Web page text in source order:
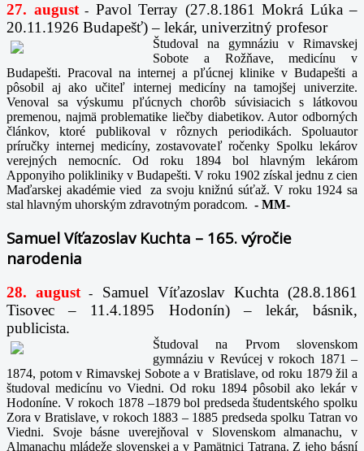
27. august- Pavol Terray (27.8.1861 Mokrá Lúka –
20.11.1926 Budapešť) – lekár, univerzitný profesor
Študoval na gymnáziu v Rimavskej
Sobote a Rožňave, medicínu v
Budapešti. Pracoval na internej a pľúcnej klinike v Budapešti a
pôsobil aj ako učiteľ internej medicíny na tamojšej univerzite.
Venoval sa výskumu pľúcnych chorôb súvisiacich s látkovou
premenou, najmä problematike liečby diabetikov. Autor odborných
článkov, ktoré publikoval v rôznych periodikách. Spoluautor
príručky internej medicíny, zostavovateľ ročenky Spolku lekárov
verejných nemocníc. Od roku 1894 bol hlavným lekárom
Apponyiho polikliniky v Budapešti. V roku 1902 získal jednu z cien
Maďarskej akadémie vied za svoju knižnú súťaž. V roku 1924 sa
stal hlavným uhorským zdravotným poradcom. - MM-
Samuel Víťazoslav Kuchta – 165. výročie
narodenia
28. august -
Samuel Víťazoslav Kuchta (28.8.1861
Tisovec – 11.4.1895 Hodonín) – lekár, básnik,
publicista.
Študoval na Prvom slovenskom
gymnáziu v Revúcej v rokoch 1871 –
1874, potom v Rimavskej Sobote a v Bratislave, od roku 1879 žil a
študoval medicínu vo Viedni. Od roku 1894 pôsobil ako lekár v
Hodoníne. V rokoch 1878 –1879 bol predseda študentského spolku
Zora v Bratislave, v rokoch 1883 – 1885 predseda spolku Tatran vo
Viedni. Svoje básne uverejňoval v Slovenskom almanachu, v
Almanachu mládeže slovenskej a v Pamätnici Tatrana. Z jeho básní